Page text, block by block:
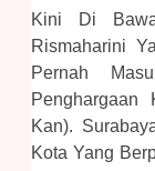
Kini Di
Rismaharini
Pernah
Kan).
Kota Yang